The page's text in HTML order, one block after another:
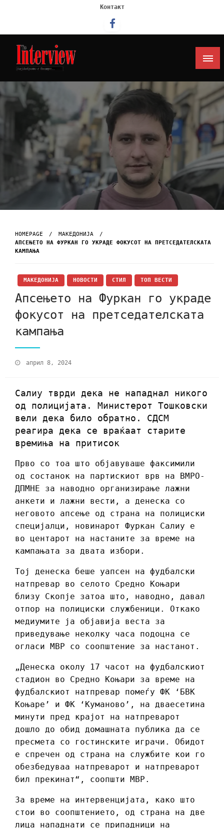
Контакт
Интервју
HOMEPAGE
МАКЕДОНИЈА
АПСЕЊЕТО НА ФУРКАН ГО УКРАДЕ ФОКУСОТ НА ПРЕТСЕДАТЕЛСКАТА
КАМПАЊА
МАКЕДОНИЈА НОВОСТИ СТИЛ ТОП ВЕСТИ
Апсењето на Фуркан го украде
фокусот на претседателската
кампања
април 8, 2024
Салиу тврди дека не нападнал никого
од полицијата. Министерот Тошковски
вели дека било обратно. СДСМ
реагира дека се враќаат старите
времиња на притисок
Прво со тоа што објавуваше факсимили
од состанок на партискиот врв на ВМРО-
ДПМНЕ за наводно организирање лажни
анкети и лажни вести, а денеска со
неговото апсење од страна на полициски
специјалци, новинарот Фуркан Салиу е
во центарот на настаните за време на
кампањата за двата избори.
Тој денеска беше уапсен на фудбалски
натпревар во селото Средно Коњари
близу Скопје затоа што, наводно, давал
отпор на полициски службеници. Откако
медиумите ја објавија веста за
приведување неколку часа подоцна се
огласи МВР со соопштение за настанот.
„Денеска околу 17 часот на фудбалскиот
стадион во Средно Коњари за време на
фудбалскиот натпревар помеѓу ФК ‘БВК
Коњаре’ и ФК ‘Куманово’, на дваесетина
минути пред крајот на натпреварот
дошло до обид домашната публика да се
пресмета со гостинските играчи. Обидот
е спречен од страна на службите кои го
обезбедуваа натпреварот и натпреварот
бил прекинат“, соопшти МВР.
За време на интервенцијата, како што
стои во соопштението, од страна на две
лица нападнати се припадници на